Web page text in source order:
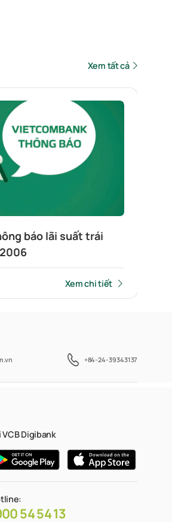
Xem tất cả
báo lãi suất trái
Xem chi tiết
+84-24-39343137
VCB Digibank
54 54 13